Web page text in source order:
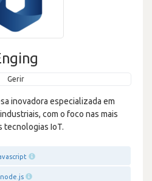
Gerir
inovadora especializada em
com o foco nas mais
tecnologias IoT.
node.js